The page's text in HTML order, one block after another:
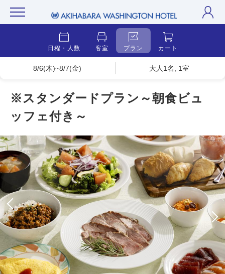
日程・人数 客室 プラン カート
8/6(木)~8/7(金) 大人1名, 1室
※スタンダードプラン～朝食ビュ
ッフェ付き～